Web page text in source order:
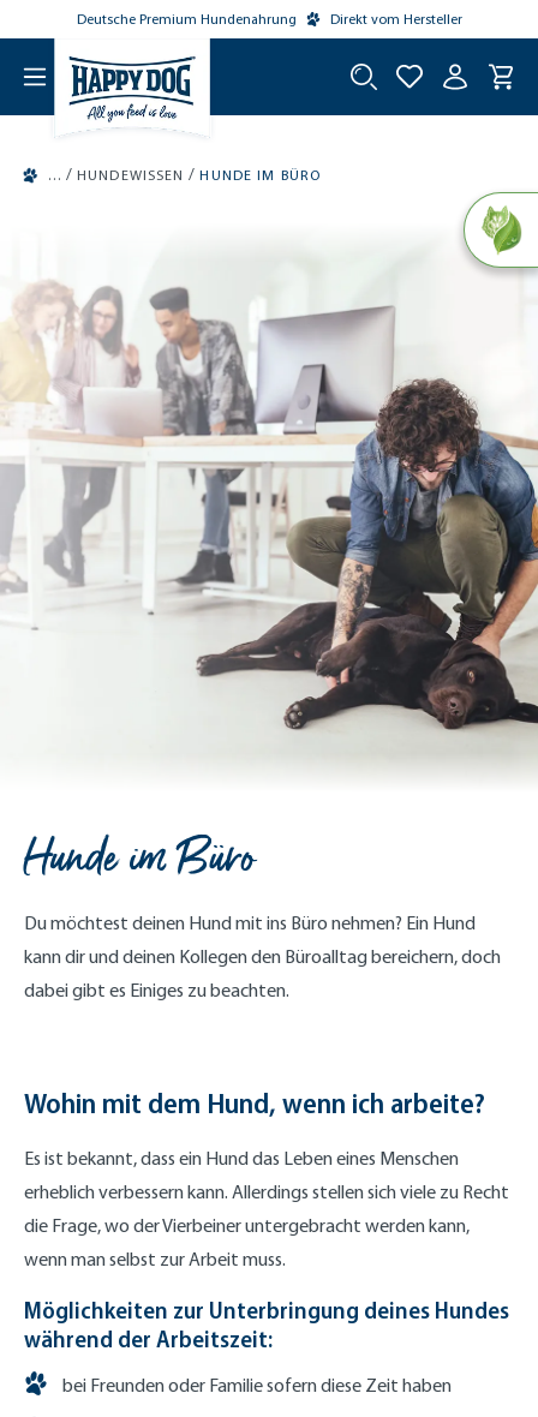
springen
Deutsche Premium Hundenahrung Direkt vom Hersteller
/ HUNDEWISSEN / HUNDE IM BÜRO
Hunde im Büro
Du möchtest deinen Hund mit ins Büro nehmen? Ein Hund
kann dir und deinen Kollegen den Büroalltag bereichern, doch
dabei gibt es Einiges zu beachten.
Wohin mit dem Hund, wenn ich arbeite?
Es ist bekannt, dass ein Hund das Leben eines Menschen
erheblich verbessern kann. Allerdings stellen sich viele zu Recht
die Frage, wo der Vierbeiner untergebracht werden kann,
wenn man selbst zur Arbeit muss.
Möglichkeiten zur Unterbringung deines Hundes
während der Arbeitszeit:
bei Freunden oder Familie sofern diese Zeit haben